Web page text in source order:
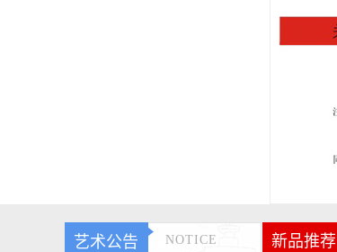
艺术公告 NOTICE 新品推荐